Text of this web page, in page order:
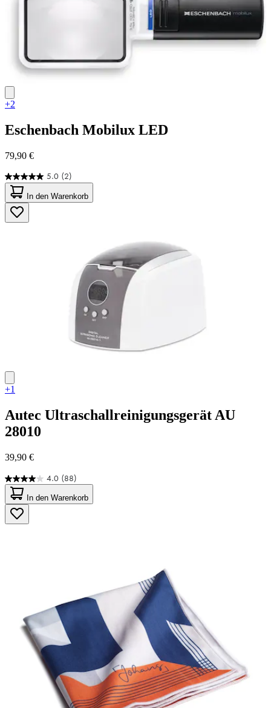
+2
Eschenbach Mobilux LED
79,90 €
5.0 (2)
5.0
von
5
Sternen.
2
In den Warenkorb
+1
Autec Ultraschallreinigungsgerät AU
28010
39,90 €
4.0 (88)
4.0
von
5
Sternen.
88
In den Warenkorb